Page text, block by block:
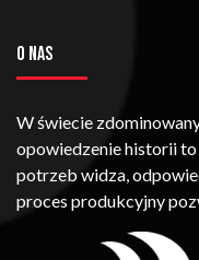
O NAS
W świecie
opowiedzenie historii
potrzeb widza,
proces produkcyjny